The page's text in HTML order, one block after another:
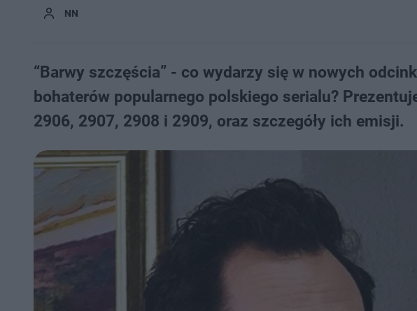
NN
“Barwy szczęścia” - co wydarzy się w nowych
bohaterów popularnego polskiego serialu?
2906, 2907, 2908 i 2909, oraz szczegóły ich emisji.